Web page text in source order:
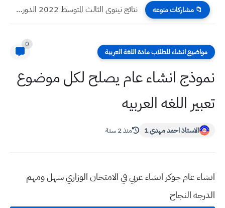
📁 مشاركات منوعه نتائج نينوى الثالث المتوسط 2022 الدور الاول ملف
مواضيع انشاء للطلاب مادة اللغة العربية
0
نموذج انشاء عام يصلح لكل موضوع
تعبير اللغه العربيه
الاستاذ احمد مهدي 1 منذ 2 سنة
انشاء عام جوكر انشاء عربي في الامتحان الوزاري سهل ومهم
الدرجه النجاح